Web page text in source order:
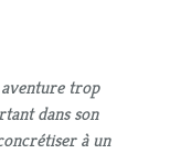
trop
dans son
à un